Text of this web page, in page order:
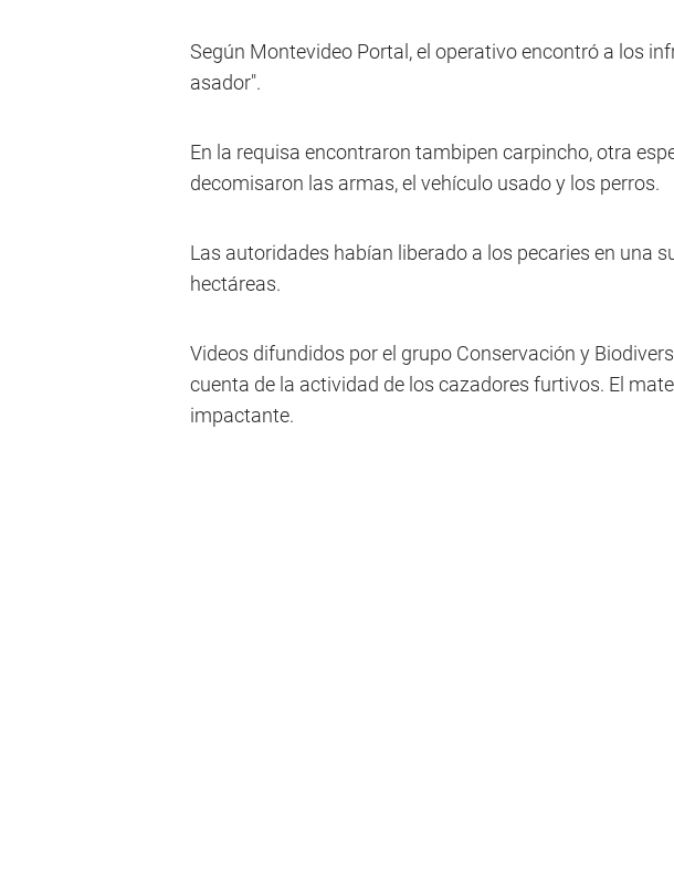
Según Montevideo Portal, el operativo encontró a los
asador".
En la requisa encontraron tambipen carpincho, otra
decomisaron las armas, el vehículo usado y los perros.
Las autoridades habían liberado a los pecaries en una
hectáreas.
Videos difundidos por el grupo Conservación y
cuenta de la actividad de los cazadores furtivos. El
impactante.